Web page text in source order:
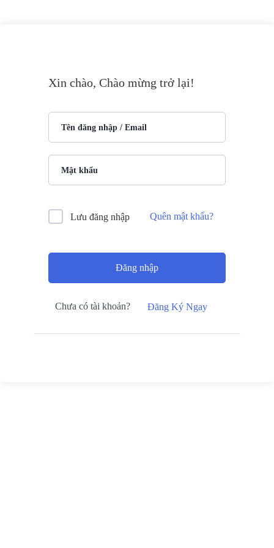
Xin chào, Chào mừng trở lại!
Lưu đăng nhập Quên mật khẩu?
Đăng nhập
Chưa có tài khoản? Đăng Ký Ngay